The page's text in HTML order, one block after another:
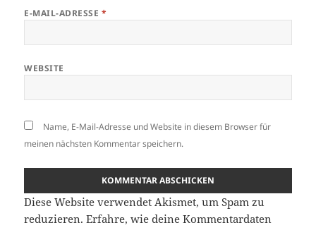
E-MAIL-ADRESSE *
WEBSITE
Name, E-Mail-Adresse und Website in diesem Browser für
meinen nächsten Kommentar speichern.
Diese Website verwendet Akismet, um Spam zu
reduzieren.Erfahre, wie deine Kommentardaten